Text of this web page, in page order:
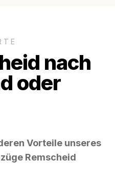
nach
oder
Vorteile unseres
Remscheid